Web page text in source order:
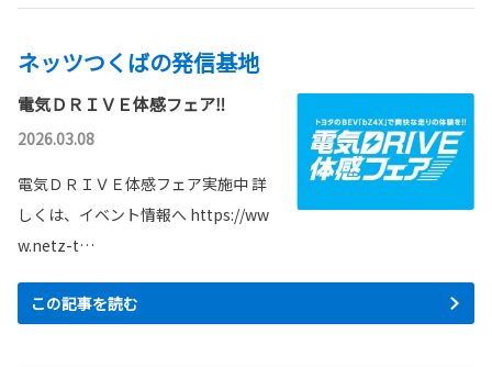
ネッツつくばの発信基地
電気ＤＲＩＶＥ体感フェア‼
2026.03.08
電気ＤＲＩＶＥ体感フェア実施中 詳
しくは、イベント情報へ https://ww
w.netz-t…
この記事を読む